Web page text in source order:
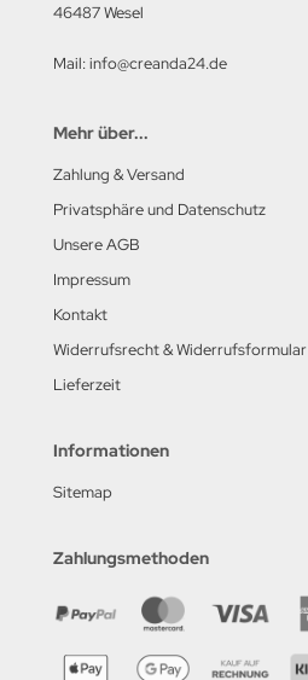
46487 Wesel
Mail: info@creanda24.de
Mehr über...
Zahlung & Versand
Privatsphäre und Datenschutz
Unsere AGB
Impressum
Kontakt
Widerrufsrecht & Widerrufsformular
Lieferzeit
Informationen
Sitemap
Zahlungsmethoden